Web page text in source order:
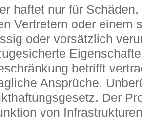
haftet nur für
Vertretern oder einem
oder vorsätzlich
betrifft
Ansprüche.
Der
von